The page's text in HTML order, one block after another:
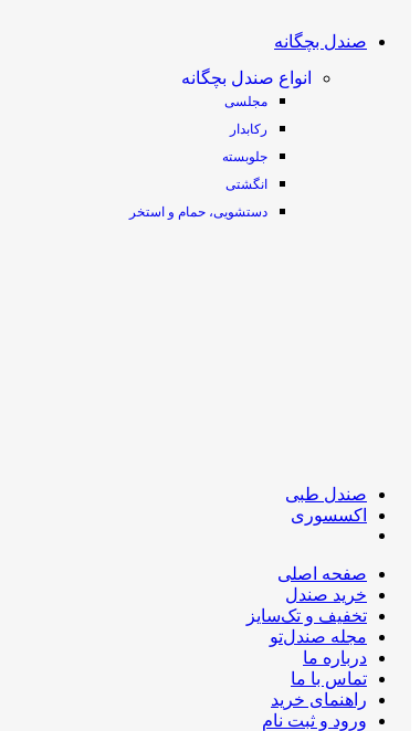
صندل بچگانه
انواع صندل بچگانه
مجلسی
رکابدار
جلوبسته
انگشتی
دستشویی، حمام و استخر
صندل طبی
اکسسوری
صفحه اصلی
خرید صندل
تخفیف و تک‌سایز
مجله صندل‌تو
درباره ما
تماس با ما
راهنمای خرید
ورود و ثبت نام